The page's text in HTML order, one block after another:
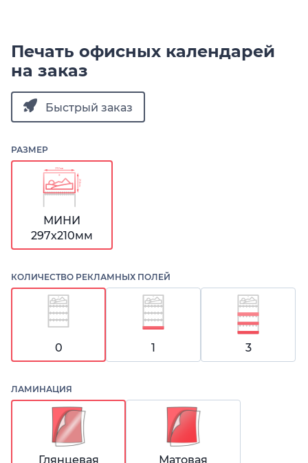
Печать офисных календарей
на заказ
Быстрый заказ
РАЗМЕР
МИНИ
297х210мм
КОЛИЧЕСТВО РЕКЛАМНЫХ ПОЛЕЙ
0 1 3
ЛАМИНАЦИЯ
Глянцевая
Матовая